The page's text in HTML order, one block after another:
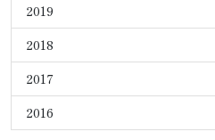
2019
2018
2017
2016